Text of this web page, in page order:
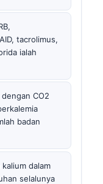
tacrolimus,
ialah
CO2
badan
kalium dalam
selalunya